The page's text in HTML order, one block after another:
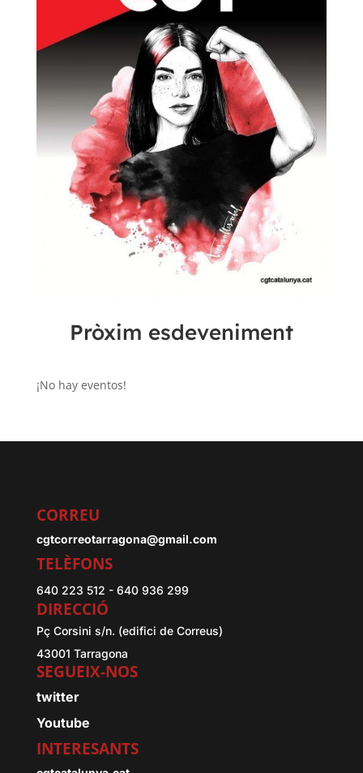
Pròxim esdeveniment
¡No hay eventos!
CORREU
cgtcorreotarragona@gmail.com
TELÈFONS
640 223 512 - 640 936 299
DIRECCIÓ
Pç Corsini s/n. (edifici de Correus)
43001 Tarragona
SEGUEIX-NOS
twitter
Youtube
INTERESANTS